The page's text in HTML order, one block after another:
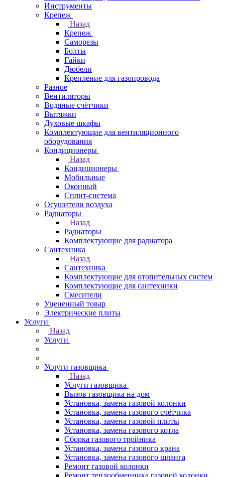
Инструменты
Крепеж
Назад
Крепеж
Саморезы
Болты
Гайки
Дюбели
Крепление для газопровода
Разное
Вентиляторы
Водяные счётчики
Вытяжки
Духовые шкафы
Комплектующие для вентиляционного
оборудования
Кондиционеры
Назад
Кондиционеры
Мобильные
Оконный
Сплит-система
Осушители воздуха
Радиаторы
Назад
Радиаторы
Комплектующие для радиатора
Сантехника
Назад
Сантехника
Комплектующие для отопительных систем
Комплектующие для сантехники
Смесители
Уцененный товар
Электрические плиты
Услуги
Назад
Услуги
Услуги газовщика
Назад
Услуги газовщика
Вызов газовщика на дом
Установка, замена газовой колонки
Установка, замена газового счётчика
Установка, замена газовой плиты
Установка, замена газового котла
Сборка газового тройника
Установка, замена газового крана
Установка, замена газового шланга
Ремонт газовой колонки
Ремонт теплообменника газовой колонки